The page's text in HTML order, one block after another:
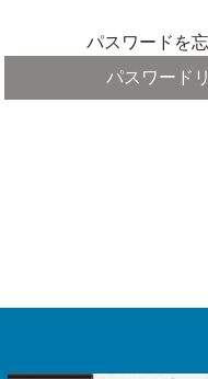
パスワードを
パスワード